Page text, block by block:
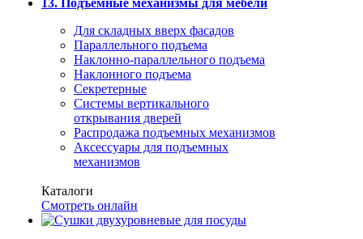
13. Подъемные механизмы для мебели
Для складных вверх фасадов
Параллельного подъема
Наклонно-параллельного подъема
Наклонного подъема
Секретерные
Системы вертикального
открывания дверей
Распродажа подъемных механизмов
Аксессуары для подъемных
механизмов
Каталоги
Смотреть онлайн